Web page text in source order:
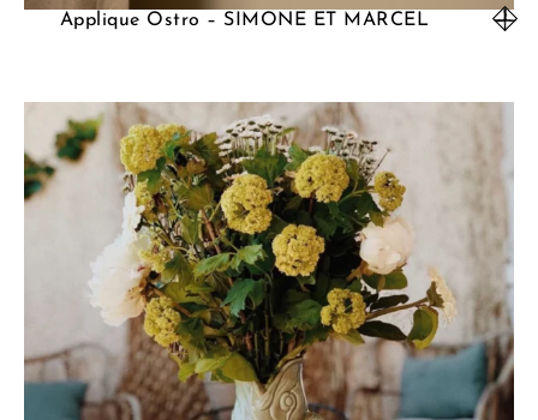
Applique Ostro – SIMONE ET MARCEL